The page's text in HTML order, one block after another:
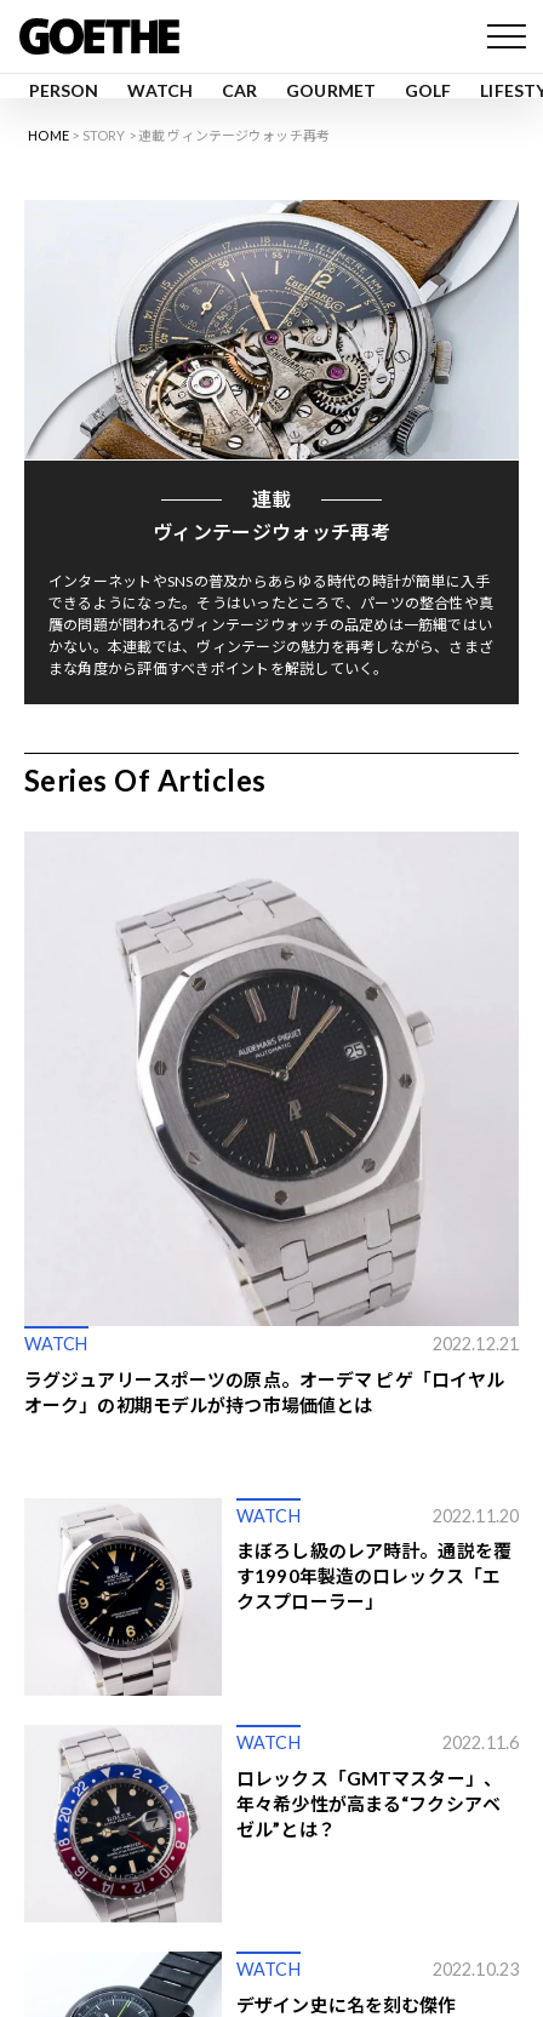
PERSON WATCH CAR GOURMET GOLF
HOME STORY 連載 ヴィンテージウォッチ再考
連載
ヴィンテージウォッチ再考
インターネットやSNSの普及からあらゆる時代の時計が簡単に入手
できるようになった。そうはいったところで、パーツの整合性や真
贋の問題が問われるヴィンテージウォッチの品定めは一筋縄ではい
かない。本連載では、ヴィンテージの魅力を再考しながら、さまざ
まな角度から評価すべきポイントを解説していく。
Series Of Articles
WATCH 2022.12.21
ラグジュアリースポーツの原点。オーデマ ピゲ「ロイヤル
オーク」の初期モデルが持つ市場価値とは
WATCH 2022.11.20
まぼろし級のレア時計。通説を覆
す1990年製造のロレックス「エ
クスプローラー」
WATCH 2022.11.6
ロレックス「GMTマスター」、
年々希少性が高まる“フクシアベ
ゼル”とは？
WATCH 2022.10.23
デザイン史に名を刻む傑作